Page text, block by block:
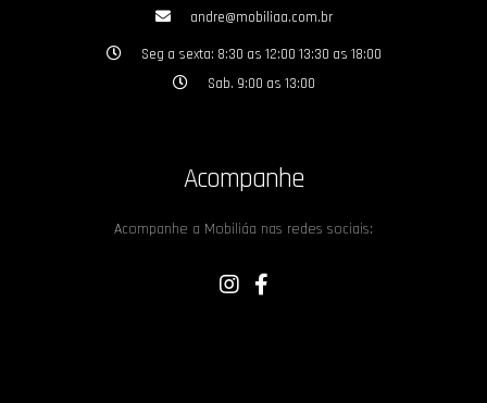
andre@mobiliaa.com.br
Seg a sexta: 8:30 as 12:00 13:30 as 18:00
Sab. 9:00 as 13:00
Acompanhe
Acompanhe a Mobiliáa nas redes sociais: